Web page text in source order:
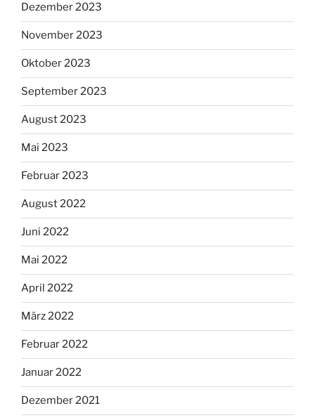
Dezember 2023
November 2023
Oktober 2023
September 2023
August 2023
Mai 2023
Februar 2023
August 2022
Juni 2022
Mai 2022
April 2022
März 2022
Februar 2022
Januar 2022
Dezember 2021